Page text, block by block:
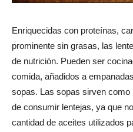
Enriquecidas con proteínas,
prominente sin grasas, las
de nutrición. Pueden ser
comida, añadidos a
sopas. Las sopas sirven
de consumir lentejas, ya que
cantidad de aceites utilizados